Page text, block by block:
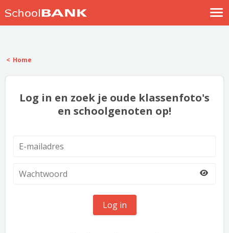
Help
Home
Log in en zoek je oude klassenfoto's
en schoolgenoten op!
Log in